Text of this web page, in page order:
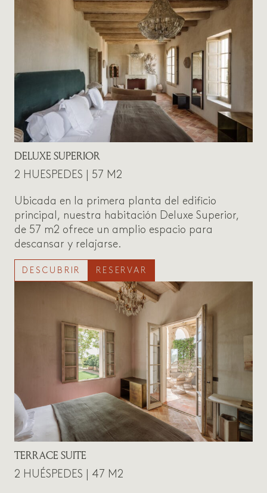
DELUXE SUPERIOR
2 HUESPEDES | 57 M2
Ubicada en la primera planta del edificio
principal, nuestra habitación Deluxe Superior,
de 57 m2 ofrece un amplio espacio para
descansar y relajarse.
DESCUBRIR RESERVAR
TERRACE SUITE
2 HUÉSPEDES | 47 M2